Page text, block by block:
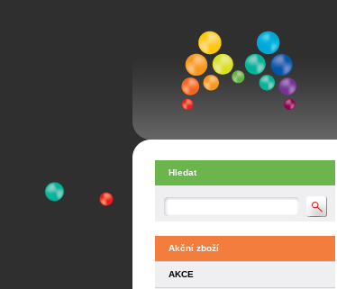
Hledat
Akční zboží
AKCE